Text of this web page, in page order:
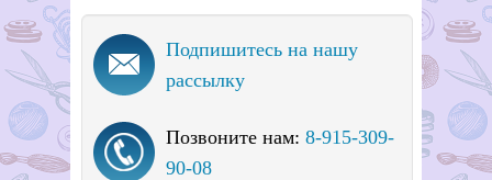
Подпишитесь на нашу
рассылку
Позвоните нам: 8-915-309-
90-08